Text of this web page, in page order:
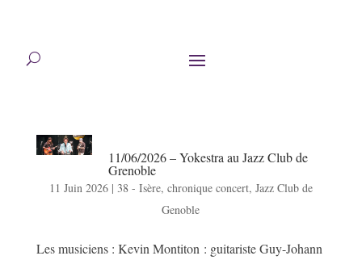
11/06/2026 – Yokestra au Jazz Club de
Grenoble
11 Juin 2026| 38 - Isère, chronique concert, Jazz Club de
Genoble
Les musiciens : Kevin Montiton : guitariste Guy-Johann